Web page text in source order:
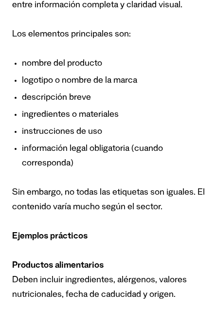
entre información completa y claridad visual.
Los elementos principales son:
nombre del producto
logotipo o nombre de la marca
descripción breve
ingredientes o materiales
instrucciones de uso
información legal obligatoria (cuando
corresponda)
Sin embargo, no todas las etiquetas son iguales. El
contenido varía mucho según el sector.
Ejemplos prácticos
Productos alimentarios
Deben incluir ingredientes, alérgenos, valores
nutricionales, fecha de caducidad y origen.